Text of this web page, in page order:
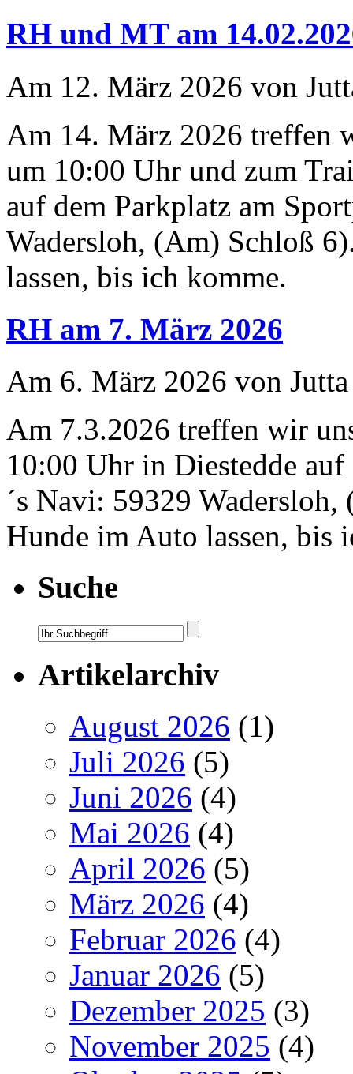
RH und MT am
Am 12. März 2026 von
Am 14. März 2026 treffen
um 10:00 Uhr und zum
auf dem Parkplatz am
Wadersloh, (Am) Schloß
lassen, bis ich komme.
RH am 7. März 2026
Am 6. März 2026 von
Am 7.3.2026 treffen wir
10:00 Uhr in Diestedde
´s Navi: 59329
Hunde im Auto lassen, bis
Suche
Artikelarchiv
August 2026 (1)
Juli 2026 (5)
Juni 2026 (4)
Mai 2026 (4)
April 2026 (5)
März 2026 (4)
Februar 2026 (4)
Januar 2026 (5)
Dezember 2025 (3)
November 2025 (4)